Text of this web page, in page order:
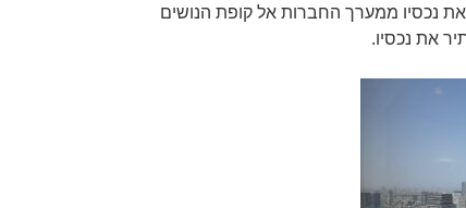
נכסיו ממערך החברות אל קופת הנושים
את נכסיו.